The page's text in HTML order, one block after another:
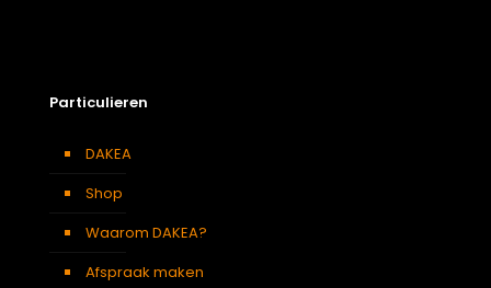
Particulieren
DAKEA
Shop
Waarom DAKEA?
Afspraak maken